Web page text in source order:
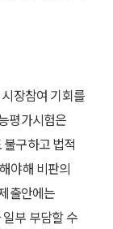
장참여 기회를
평가시험은
구하고 법적
야해 비판의
출안에는
부 부담할 수